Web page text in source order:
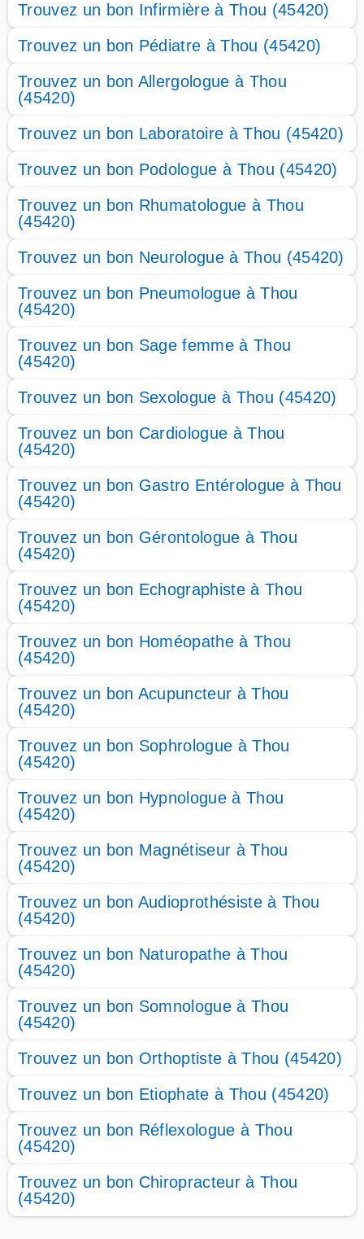
Trouvez un bon Infirmière à Thou (45420)
Trouvez un bon Pédiatre à Thou (45420)
Trouvez un bon Allergologue à Thou
(45420)
Trouvez un bon Laboratoire à Thou (45420)
Trouvez un bon Podologue à Thou (45420)
Trouvez un bon Rhumatologue à Thou
(45420)
Trouvez un bon Neurologue à Thou (45420)
Trouvez un bon Pneumologue à Thou
(45420)
Trouvez un bon Sage femme à Thou
(45420)
Trouvez un bon Sexologue à Thou (45420)
Trouvez un bon Cardiologue à Thou
(45420)
Trouvez un bon Gastro Entérologue à Thou
(45420)
Trouvez un bon Gérontologue à Thou
(45420)
Trouvez un bon Echographiste à Thou
(45420)
Trouvez un bon Homéopathe à Thou
(45420)
Trouvez un bon Acupuncteur à Thou
(45420)
Trouvez un bon Sophrologue à Thou
(45420)
Trouvez un bon Hypnologue à Thou
(45420)
Trouvez un bon Magnétiseur à Thou
(45420)
Trouvez un bon Audioprothésiste à Thou
(45420)
Trouvez un bon Naturopathe à Thou
(45420)
Trouvez un bon Somnologue à Thou
(45420)
Trouvez un bon Orthoptiste à Thou (45420)
Trouvez un bon Etiophate à Thou (45420)
Trouvez un bon Réflexologue à Thou
(45420)
Trouvez un bon Chiropracteur à Thou
(45420)